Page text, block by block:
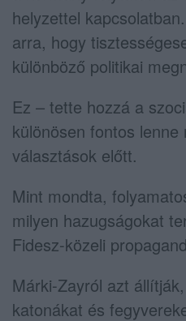
helyzettel
arra, hogy
különböző politikai
Ez – tette hozzá a
különösen fontos
választások előtt.
Mint mondta,
milyen hazugságokat
Fidesz-közeli
Márki-Zayról azt
katonákat és